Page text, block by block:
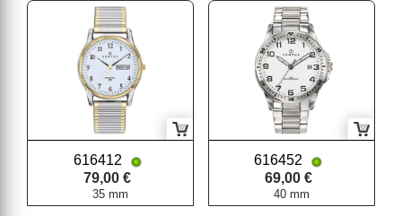
616412
79,00 €
35 mm
616452
69,00 €
40 mm